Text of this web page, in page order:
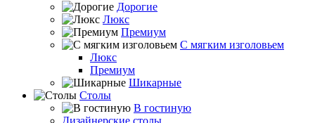
Дорогие
Люкс
Премиум
С мягким изголовьем
Люкс
Премиум
Шикарные
Столы
В гостиную
Дизайнерские столы